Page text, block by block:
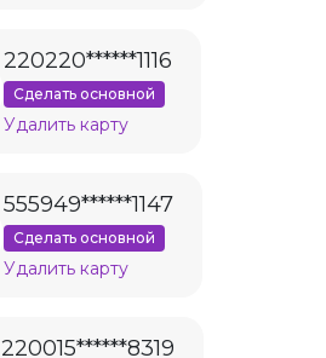
220220******1116
Сделать основной
Удалить карту
555949******1147
Сделать основной
Удалить карту
220015******8319